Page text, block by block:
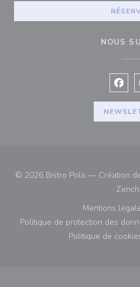
NOUS
© 2026 Bistro Polo — Création
Mentions
Politique de protection des
Politique de
((ouvre